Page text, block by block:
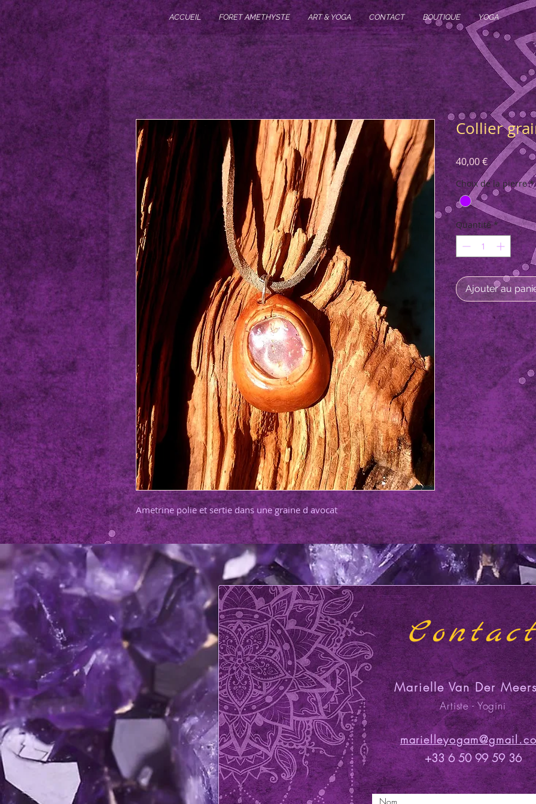
ACCUEIL FORET AMETHYSTE ART & YOGA CONTACT BOUTIQUE YOGA
Ametrine polie et sertie dans une graine d avocat
Collier
40,00 €Prix
Choix de la pierre *
Quantité *
Ajouter au
Marielle Van Der
Artiste - Yogini
+33 6 50 99 59 36